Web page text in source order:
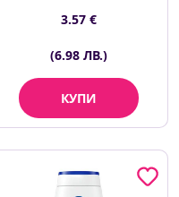
3.57 €
(6.98 ЛВ.)
КУПИ